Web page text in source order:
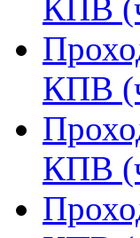
КПВ
КПВ
КПВ